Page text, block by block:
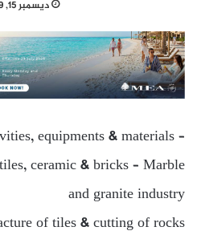
ديسمبر 15, 2019
equipments & materials –
ceramic & bricks – Marble
and granite industry
of tiles & cutting of rocks